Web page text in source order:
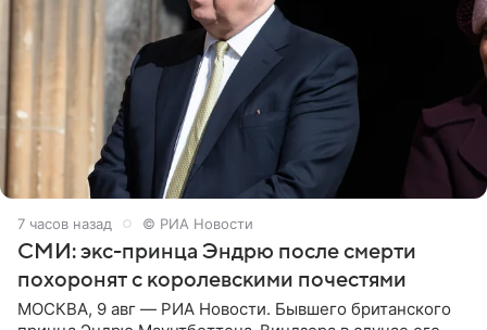
7 часов назад © РИА Новости
СМИ: экс-принца Эндрю после смерти
похоронят с королевскими почестями
МОСКВА, 9 авг — РИА Новости. Бывшего британского